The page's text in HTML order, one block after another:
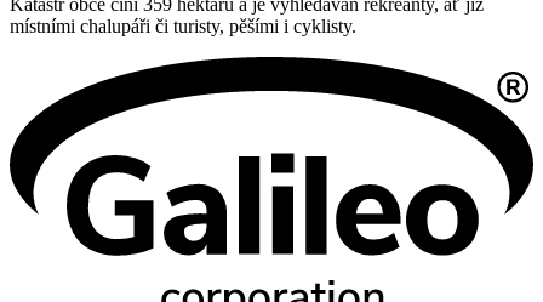
Katastr obce činí 359 hektarů a je vyhledáván rekreanty, ať již
místními chalupáři či turisty, pěšími i cyklisty.